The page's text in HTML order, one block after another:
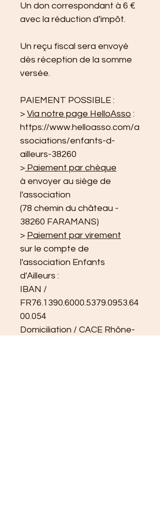
Un don correspondant à 6 €
avec la réduction d’impôt.
Un reçu fiscal sera envoyé
dès réception de la somme
versée.
PAIEMENT POSSIBLE :
> Via notre page HelloAsso :
https://www.helloasso.com/a
ssociations/enfants-d-
ailleurs-38260
> Paiement par chèque
à envoyer au siège de
l'association
(78 chemin du château -
38260 FARAMANS)
> Paiement par virement
sur le compte de
l'association Enfants
d'Ailleurs :
IBAN /
FR76.1390.6000.5379.0953.64
00.054
Domiciliation / CACE Rhône-